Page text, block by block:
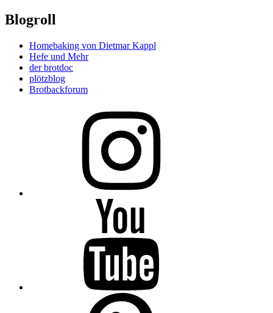
Blogroll
Homebaking von Dietmar Kappl
Hefe und Mehr
der brotdoc
plötzblog
Brotbackforum